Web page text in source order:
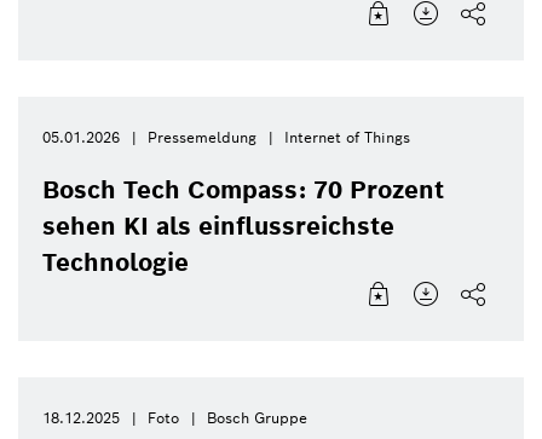
05.01.2026 Pressemeldung Internet of Things
Bosch Tech Compass: 70 Prozent
sehen KI als einflussreichste
Technologie
18.12.2025 Foto Bosch Gruppe